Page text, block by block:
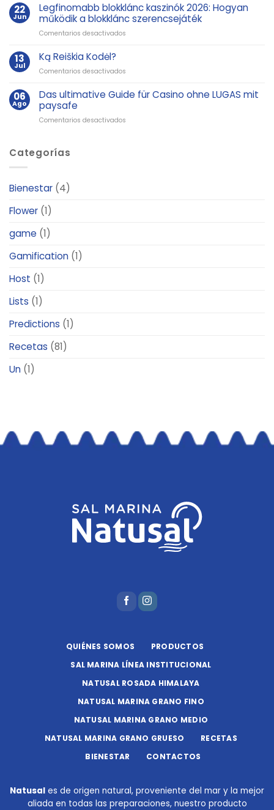
22
Jun
Legfinomabb blokklánc kaszinók 2026: Hogyan
működik a blokklánc szerencsejáték
Comentarios desactivados
működik
13
Jul
Ką Reiškia Kodėl?
Comentarios desactivados
Reiškia
06
Ago
Das ultimative Guide für Casino ohne LUGAS mit
paysafe
Comentarios desactivados
Categorías
Bienestar (4)
Flower (1)
game (1)
Gamification (1)
Host (1)
Lists (1)
Predictions (1)
Recetas (81)
Un (1)
QUIÉNES SOMOS
PRODUCTOS
SAL MARINA LÍNEA INSTITUCIONAL
NATUSAL ROSADA HIMALAYA
NATUSAL MARINA GRANO FINO
NATUSAL MARINA GRANO MEDIO
NATUSAL MARINA GRANO GRUESO
RECETAS
BIENESTAR
CONTACTOS
Natusal es de origen natural, proveniente del mar y la mejor
aliada en todas las preparaciones, nuestro producto